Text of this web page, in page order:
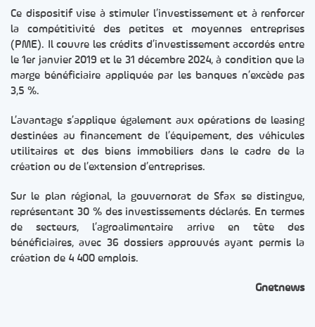
Ce dispositif vise à stimuler l’investissement et à renforcer
la compétitivité des petites et moyennes entreprises
(PME). Il couvre les crédits d’investissement accordés entre
le 1er janvier 2019 et le 31 décembre 2024, à condition que la
marge bénéficiaire appliquée par les banques n’excède pas
3,5 %.
L’avantage s’applique également aux opérations de leasing
destinées au financement de l’équipement, des véhicules
utilitaires et des biens immobiliers dans le cadre de la
création ou de l’extension d’entreprises.
Sur le plan régional, la gouvernorat de Sfax se distingue,
représentant 30 % des investissements déclarés. En termes
de secteurs, l’agroalimentaire arrive en tête des
bénéficiaires, avec 36 dossiers approuvés ayant permis la
création de 4 400 emplois.
Gnetnews